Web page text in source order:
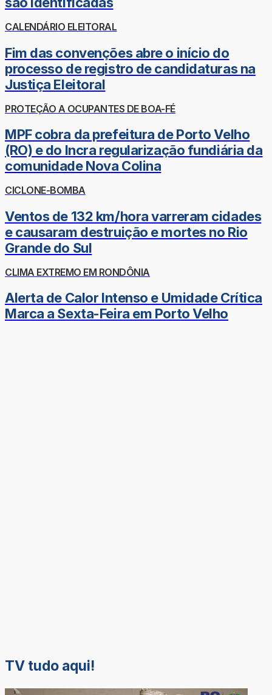
CALENDÁRIO ELEITORAL
Fim das convenções abre o início do
processo de registro de candidaturas na
Justiça Eleitoral
PROTEÇÃO A OCUPANTES DE BOA-FÉ
MPF cobra da prefeitura de Porto Velho
(RO) e do Incra regularização fundiária da
comunidade Nova Colina
CICLONE-BOMBA
Ventos de 132 km/hora varreram cidades
e causaram destruição e mortes no Rio
Grande do Sul
CLIMA EXTREMO EM RONDÔNIA
Alerta de Calor Intenso e Umidade Crítica
Marca a Sexta-Feira em Porto Velho
TV tudo aqui!